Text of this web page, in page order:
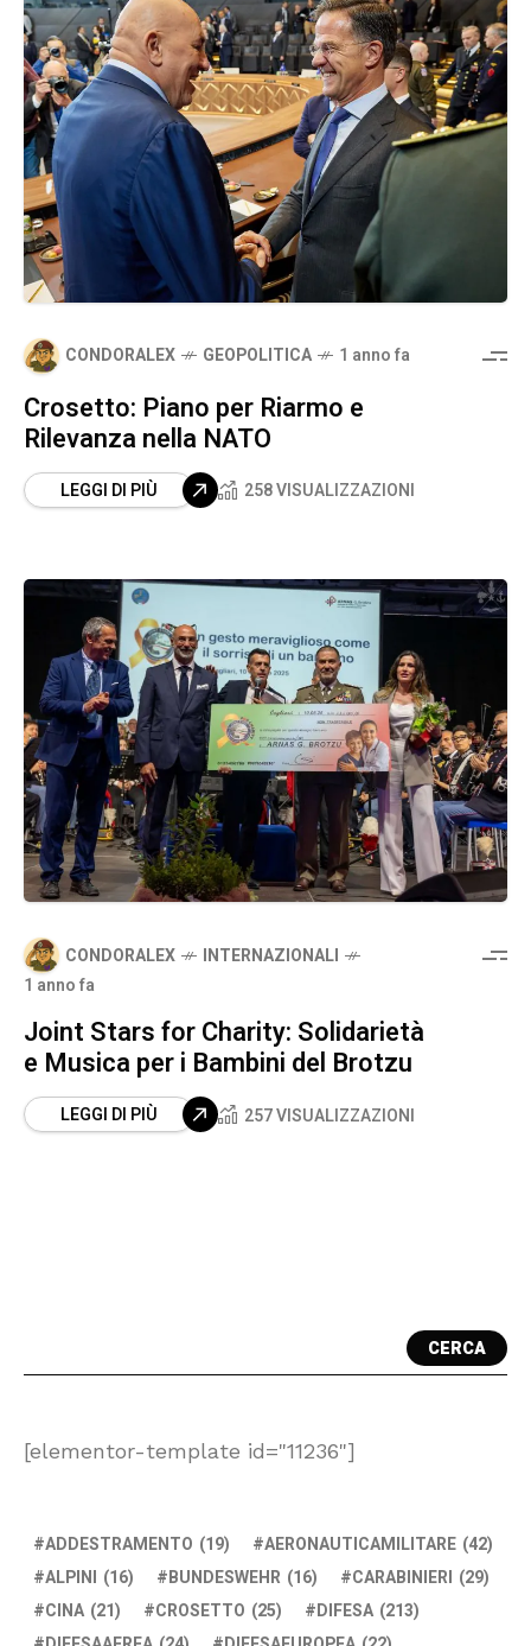
CONDORALEX GEOPOLITICA 1 anno fa
Crosetto: Piano per Riarmo e
Rilevanza nella NATO
LEGGI DI PIÙ 258 VISUALIZZAZIONI
CONDORALEX
INTERNAZIONALI
1 anno fa
Joint Stars for Charity: Solidarietà
e Musica per i Bambini del Brotzu
LEGGI DI PIÙ 257 VISUALIZZAZIONI
CERCA
[elementor-template id="11236"]
ADDESTRAMENTO (19) AERONAUTICAMILITARE (42)
ALPINI (16) BUNDESWEHR (16) CARABINIERI (29)
CINA (21) CROSETTO (25) DIFESA (213)